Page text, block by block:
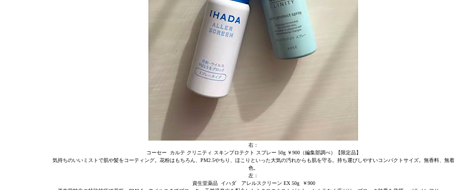
右：
コーセー カルテ クリニティ スキンプロテクト スプレー 50g ￥900（編集部調べ）【限定品】
気持ちのいいミストで肌や髪をコーティング。花粉はもちろん、PM2.5やちり、ほこりといった大気の汚れからも肌を守る。持ち運びしやすいコンパクトサイズ。無香料、無着
色。
左：
資生堂薬品 イハダ アレルスクリーン EX 50g ￥900